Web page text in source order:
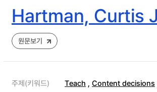
Hartman, Curtis
원문보기
주제(키워드) Teach , Content decisions